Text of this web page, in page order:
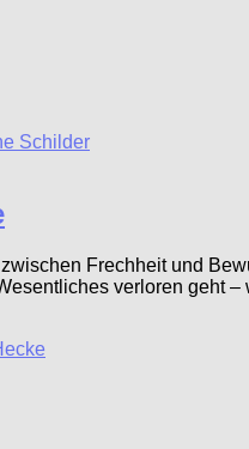
Frechheit und
verloren geht